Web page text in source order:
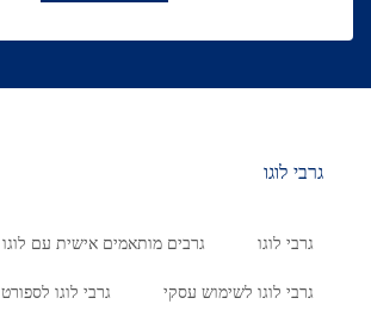
גרבי לוגו
גרבי לוגו גרבים מותאמים אישית עם לוגו
גרבי לוגו לשימוש עסקי גרבי לוגו לספורט